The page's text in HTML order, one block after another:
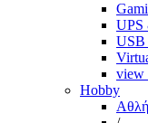
UPS
USB
view
Hobby